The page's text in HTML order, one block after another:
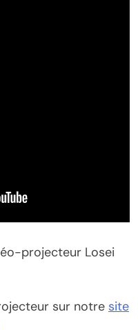
projecteur Losei
sur notre site